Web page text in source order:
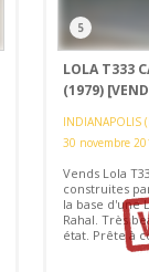
5
LOLA T333
(1979)
INDIANAPOLIS
30 novembre
Vends Lola
construites
la base d'une
Rahal. Très
état. Prête à